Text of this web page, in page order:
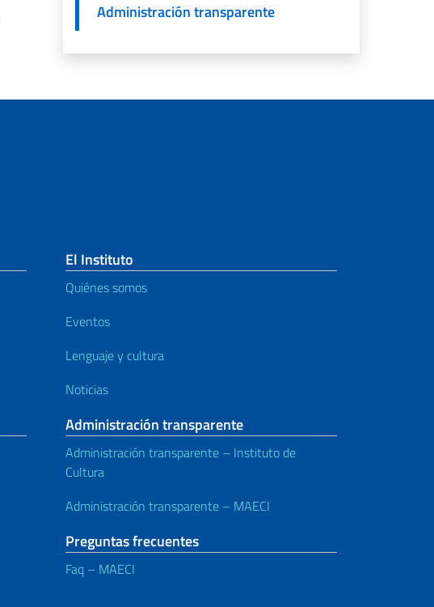
Administración transparente
El Instituto
Quiénes somos
Eventos
Lenguaje y cultura
Noticias
Administración transparente
Administración transparente – Instituto de
Cultura
Administración transparente – MAECI
Preguntas frecuentes
Faq – MAECI